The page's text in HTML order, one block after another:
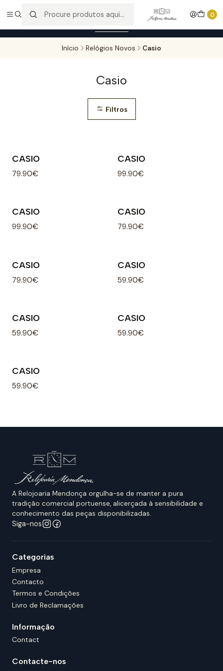
0
Entregas gratuitas para compras superiores a 100,00€ - Todas as
encomendas serão sujeitas a confirmação de stock.
Início Relógios Novos Casio
Casio
Filtros
CASIO
79.90€
CASIO
99.90€
CASIO
99.90€
CASIO
79.90€
CASIO
79.90€
CASIO
59.90€
CASIO
59.90€
CASIO
59.90€
CASIO
59.90€
A Relojoaria Mendonça orgulha-se de manter a pura
tradição comercial portuense, alicerçada à sensibilidade e
conhecimento das peças disponibilizadas.
Siga-nos
Categorias
Empresa
Contacto
Termos e Condições
Livro de Reclamações
Informação
Contact
Contacte-nos